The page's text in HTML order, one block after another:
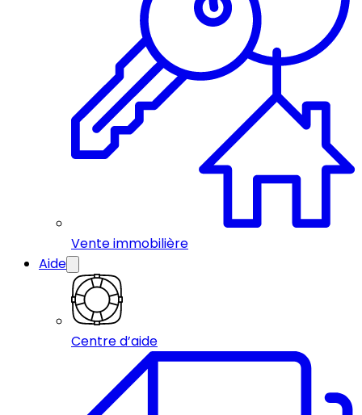
Vente immobilière
Aide
Centre d’aide